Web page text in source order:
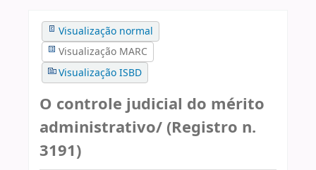
Visualização normal
Visualização MARC
Visualização ISBD
O controle judicial do mérito
administrativo/ (Registro n.
3191)